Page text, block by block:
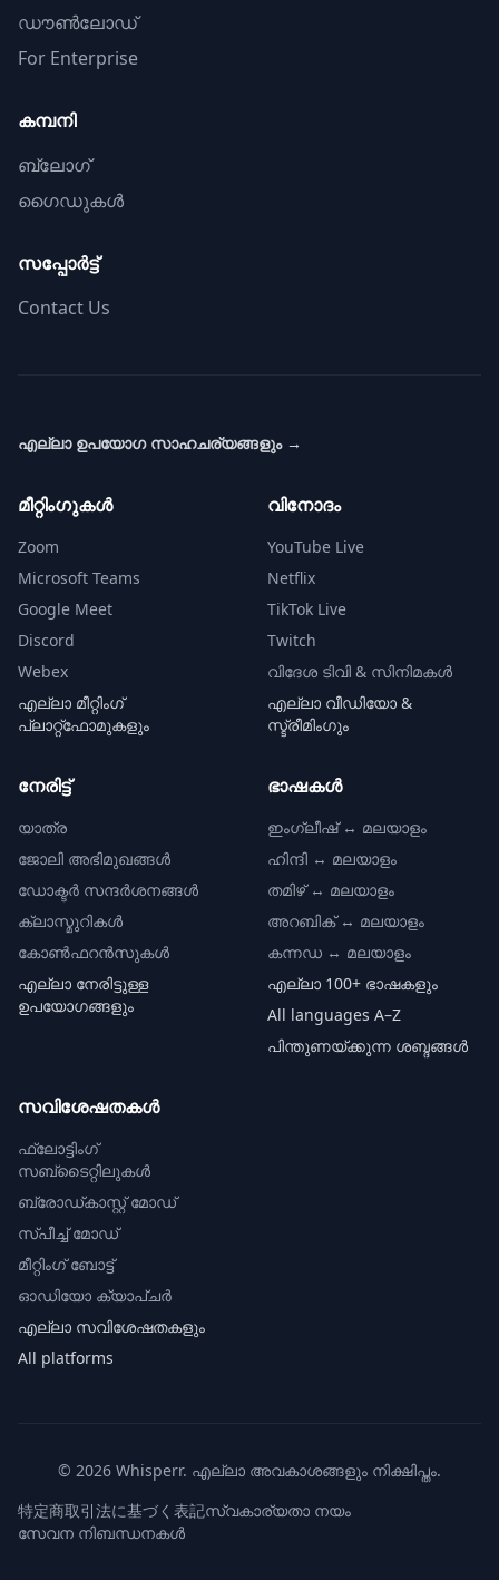
ഡൗൺലോഡ്
For Enterprise
കമ്പനി
ബ്ലോഗ്
ഗൈഡുകൾ
സപ്പോർട്ട്
Contact Us
എല്ലാ ഉപയോഗ സാഹചര്യങ്ങളും→
മീറ്റിംഗുകൾ
Zoom
Microsoft Teams
Google Meet
Discord
Webex
എല്ലാ മീറ്റിംഗ്
പ്ലാറ്റ്‌ഫോമുകളും
വിനോദം
YouTube Live
Netflix
TikTok Live
Twitch
വിദേശ ടിവി & സിനിമകൾ
എല്ലാ വീഡിയോ &
സ്ട്രീമിംഗും
നേരിട്ട്
യാത്ര
ജോലി അഭിമുഖങ്ങൾ
ഡോക്ടർ സന്ദർശനങ്ങൾ
ക്ലാസ്മുറികൾ
കോൺഫറൻസുകൾ
എല്ലാ നേരിട്ടുള്ള
ഉപയോഗങ്ങളും
ഭാഷകൾ
ഇംഗ്ലീഷ് ↔ മലയാളം
ഹിന്ദി ↔ മലയാളം
തമിഴ് ↔ മലയാളം
അറബിക് ↔ മലയാളം
കന്നഡ ↔ മലയാളം
എല്ലാ 100+ ഭാഷകളും
All languages A–Z
പിന്തുണയ്ക്കുന്ന ശബ്ദങ്ങൾ
സവിശേഷതകൾ
ഫ്ലോട്ടിംഗ്
സബ്‌ടൈറ്റിലുകൾ
ബ്രോഡ്കാസ്റ്റ് മോഡ്
സ്പീച്ച് മോഡ്
മീറ്റിംഗ് ബോട്ട്
ഓഡിയോ ക്യാപ്‌ചർ
എല്ലാ സവിശേഷതകളും
All platforms
© 2026 Whisperr. എല്ലാ അവകാശങ്ങളും നിക്ഷിപ്തം.
特定商取引法に基づく表記സ്വകാര്യതാ നയം
സേവന നിബന്ധനകൾ